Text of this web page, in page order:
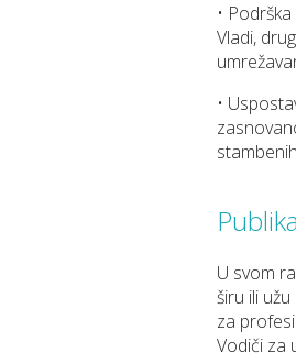
•
Vladi,
•
U svom
širu ili
za
Vodiči za